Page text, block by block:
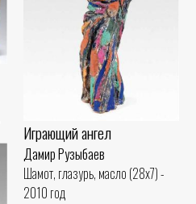
Играющий ангел
Дамир Рузыбаев
Шамот, глазурь, масло (28x7) -
2010 год